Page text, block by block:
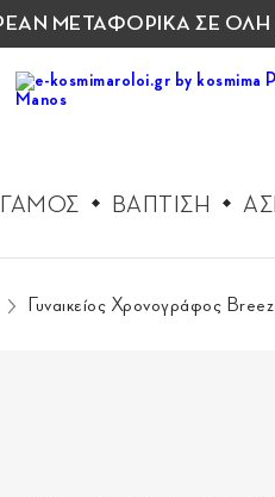
ΜΕΤΑΦΟΡΙΚΑ ΣΕ
ΓΑΜΟΣ ΒΑΠΤΙΣΗ
Γυναικείος Χρονογράφος